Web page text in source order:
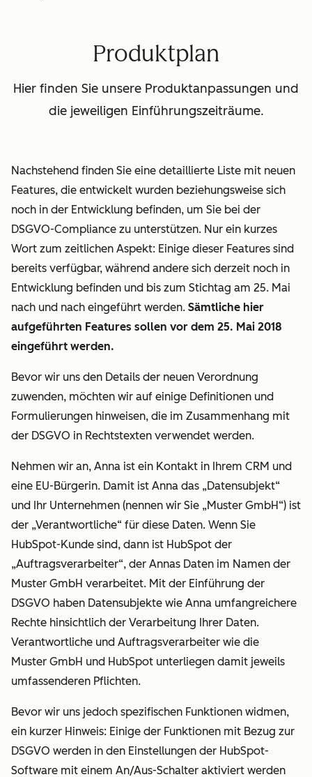
Produktplan
Hier finden Sie unsere Produktanpassungen und
die jeweiligen Einführungszeiträume.
Nachstehend finden Sie eine detaillierte Liste mit neuen
Features, die entwickelt wurden beziehungsweise sich
noch in der Entwicklung befinden, um Sie bei der
DSGVO-Compliance zu unterstützen. Nur ein kurzes
Wort zum zeitlichen Aspekt: Einige dieser Features sind
bereits verfügbar, während andere sich derzeit noch in
Entwicklung befinden und bis zum Stichtag am 25. Mai
nach und nach eingeführt werden. Sämtliche hier
aufgeführten Features sollen vor dem 25. Mai 2018
eingeführt werden.
Bevor wir uns den Details der neuen Verordnung
zuwenden, möchten wir auf einige Definitionen und
Formulierungen hinweisen, die im Zusammenhang mit
der DSGVO in Rechtstexten verwendet werden.
Nehmen wir an, Anna ist ein Kontakt in Ihrem CRM und
eine EU-Bürgerin. Damit ist Anna das „Datensubjekt“
und Ihr Unternehmen (nennen wir Sie „Muster GmbH“) ist
der „Verantwortliche“ für diese Daten. Wenn Sie
HubSpot-Kunde sind, dann ist HubSpot der
„Auftragsverarbeiter“, der Annas Daten im Namen der
Muster GmbH verarbeitet. Mit der Einführung der
DSGVO haben Datensubjekte wie Anna umfangreichere
Rechte hinsichtlich der Verarbeitung Ihrer Daten.
Verantwortliche und Auftragsverarbeiter wie die
Muster GmbH und HubSpot unterliegen damit jeweils
umfassenderen Pflichten.
Bevor wir uns jedoch spezifischen Funktionen widmen,
ein kurzer Hinweis: Einige der Funktionen mit Bezug zur
DSGVO werden in den Einstellungen der HubSpot-
Software mit einem An/Aus-Schalter aktiviert werden